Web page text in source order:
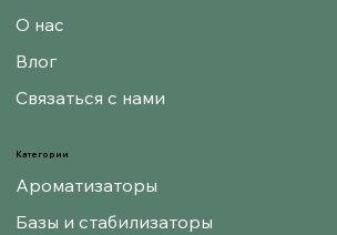
Категории
Ароматизаторы
Базы и стабилизаторы
О нас
Влог
Связаться с нами